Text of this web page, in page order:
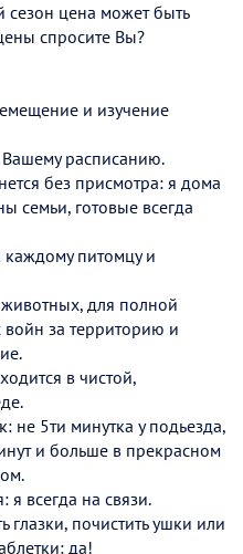
цена может быть
спросите Вы?
и изучение
расписанию.
без присмотра: я дома
семьи, готовые всегда
питомцу и
для полной
войн за территорию и
в чистой,
не 5ти минутка у подьезда,
и больше в прекрасном
всегда на связи.
глазки, почистить ушки или
да!